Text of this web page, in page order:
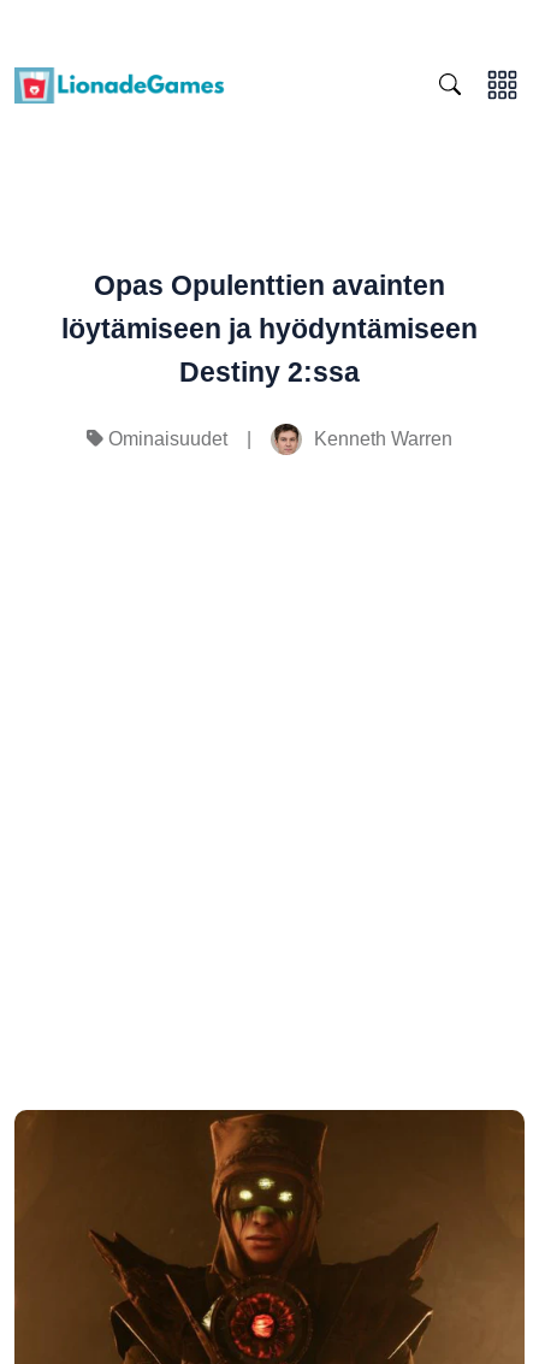
Opas Opulenttien avainten
löytämiseen ja hyödyntämiseen
Destiny 2:ssa
Ominaisuudet | Kenneth Warren